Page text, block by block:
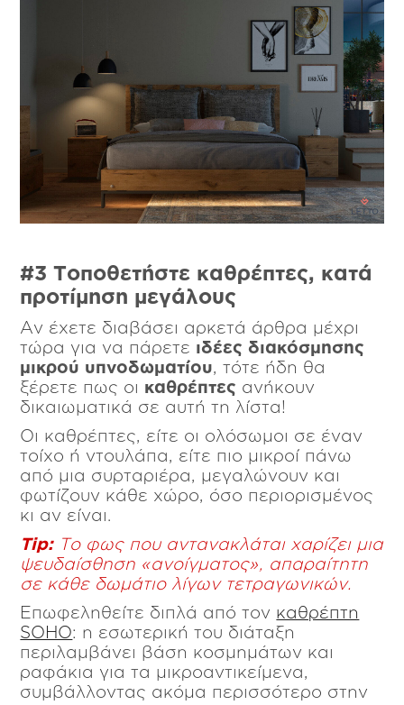
#3 Τοποθετήστε καθρέπτες, κατά
προτίμηση μεγάλους
Αν έχετε διαβάσει αρκετά άρθρα μέχρι
τώρα για να πάρετε ιδέες διακόσμησης
μικρού υπνοδωματίου , τότε ήδη θα
ξέρετε πως οι καθρέπτες ανήκουν
δικαιωματικά σε αυτή τη λίστα!
Οι καθρέπτες, είτε οι ολόσωμοι σε έναν
τοίχο ή ντουλάπα, είτε πιο μικροί πάνω
από μια συρταριέρα, μεγαλώνουν και
φωτίζουν κάθε χώρο, όσο περιορισμένος
κι αν είναι.
Tip:Το φως που αντανακλάται χαρίζει μια
ψευδαίσθηση «ανοίγματος», απαραίτητη
σε κάθε δωμάτιο λίγων τετραγωνικών.
Επωφεληθείτε διπλά από τον καθρέπτη
SOHO: η εσωτερική του διάταξη
περιλαμβάνει βάση κοσμημάτων και
ραφάκια για τα μικροαντικείμενα,
συμβάλλοντας ακόμα περισσότερο στην